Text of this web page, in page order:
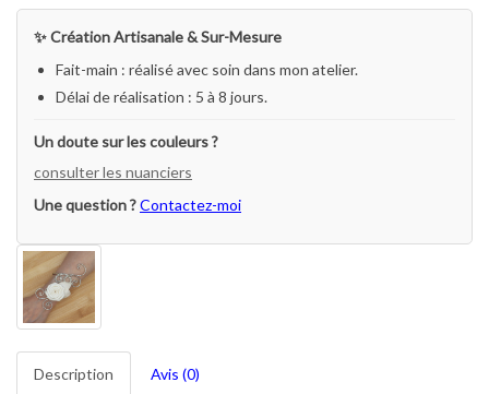
✨ Création Artisanale & Sur-Mesure
Fait-main : réalisé avec soin dans mon atelier.
Délai de réalisation : 5 à 8 jours.
Un doute sur les couleurs ?
consulter les nuanciers
Une question ?Contactez-moi
Description Avis (0)